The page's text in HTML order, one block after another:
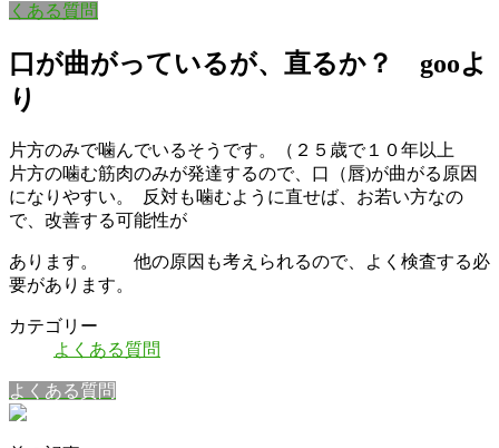
くある質問
口が曲がっているが、直るか？ gooよ
り
片方のみで噛んでいるそうです。（２５歳で１０年以上
片方の噛む筋肉のみが発達するので、口（唇)が曲がる原因
になりやすい。 反対も噛むように直せば、お若い方なの
で、改善する可能性が
あります。 他の原因も考えられるので、よく検査する必
要があります。
カテゴリー
よくある質問
よくある質問